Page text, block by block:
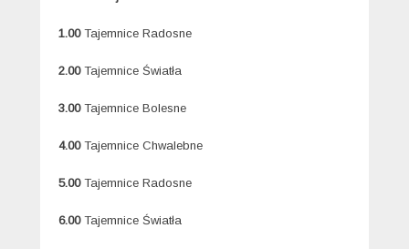
1.00 Tajemnice Radosne
2.00Tajemnice Światła
3.00Tajemnice Bolesne
4.00Tajemnice Chwalebne
5.00 Tajemnice Radosne
6.00Tajemnice Światła